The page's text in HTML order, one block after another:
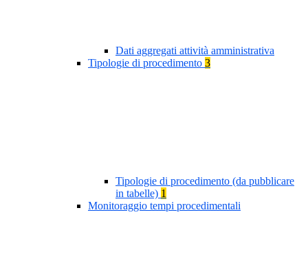
Dati aggregati attività amministrativa
Tipologie di procedimento 3
Tipologie di procedimento (da pubblicare
in tabelle) 1
Monitoraggio tempi procedimentali